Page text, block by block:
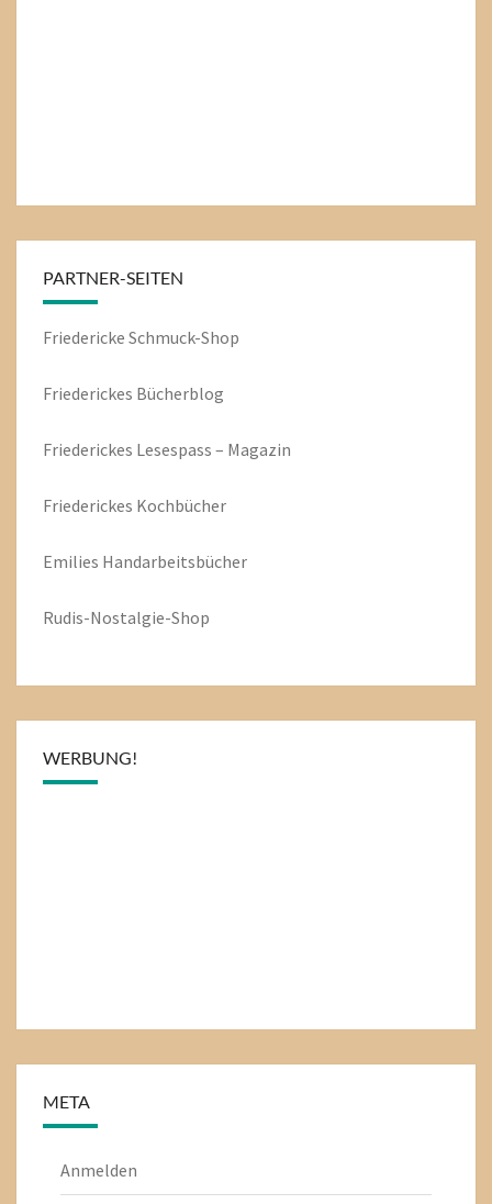
PARTNER-SEITEN
Friedericke Schmuck-Shop
Friederickes Bücherblog
Friederickes Lesespass – Magazin
Friederickes Kochbücher
Emilies Handarbeitsbücher
Rudis-Nostalgie-Shop
WERBUNG!
META
Anmelden